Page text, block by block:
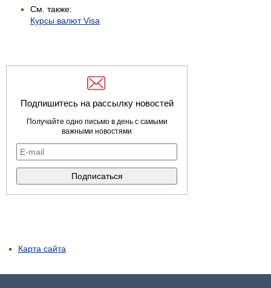
См. также:
Курсы валют Visa
Подпишитесь на рассылку новостей
Получайте одно письмо в день с самыми
важными новостями
Карта сайта